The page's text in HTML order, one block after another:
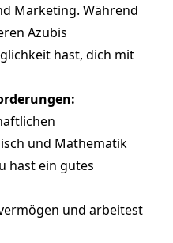
Marketing. Während
Azubis
hast, dich mit
und Mathematik
hast ein gutes
und arbeitest